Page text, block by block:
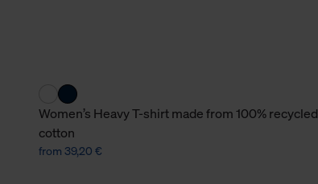
Women’s Heavy T-shirt made from 100% recycled
cotton
from 39,20 €